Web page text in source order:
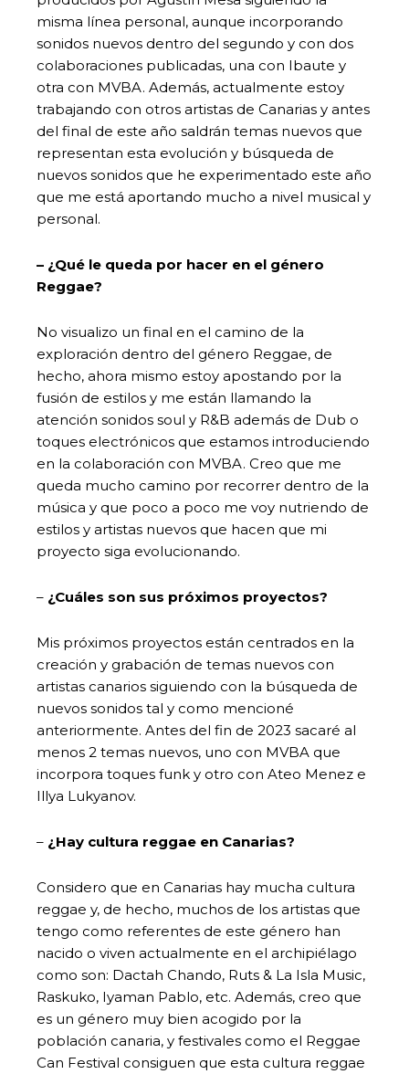
misma línea personal, aunque incorporando
sonidos nuevos dentro del segundo y con dos
colaboraciones publicadas, una con Ibaute y
otra con MVBA. Además, actualmente estoy
trabajando con otros artistas de Canarias y antes
del final de este año saldrán temas nuevos que
representan esta evolución y búsqueda de
nuevos sonidos que he experimentado este año
que me está aportando mucho a nivel musical y
personal.
– ¿Qué le queda por hacer en el género
Reggae?
No visualizo un final en el camino de la
exploración dentro del género Reggae, de
hecho, ahora mismo estoy apostando por la
fusión de estilos y me están llamando la
atención sonidos soul y R&B además de Dub o
toques electrónicos que estamos introduciendo
en la colaboración con MVBA. Creo que me
queda mucho camino por recorrer dentro de la
música y que poco a poco me voy nutriendo de
estilos y artistas nuevos que hacen que mi
proyecto siga evolucionando.
– ¿Cuáles son sus próximos proyectos?
Mis próximos proyectos están centrados en la
creación y grabación de temas nuevos con
artistas canarios siguiendo con la búsqueda de
nuevos sonidos tal y como mencioné
anteriormente. Antes del fin de 2023 sacaré al
menos 2 temas nuevos, uno con MVBA que
incorpora toques funk y otro con Ateo Menez e
Illya Lukyanov.
– ¿Hay cultura reggae en Canarias?
Considero que en Canarias hay mucha cultura
reggae y, de hecho, muchos de los artistas que
tengo como referentes de este género han
nacido o viven actualmente en el archipiélago
como son: Dactah Chando, Ruts & La Isla Music,
Raskuko, Iyaman Pablo, etc. Además, creo que
es un género muy bien acogido por la
población canaria, y festivales como el Reggae
Can Festival consiguen que esta cultura reggae